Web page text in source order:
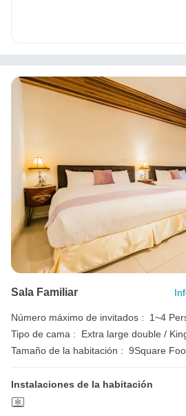
Sala Familiar
Número máximo de invitados :
1~4
Tipo de cama :
Extra large double /
Tamaño de la habitación : 9Square
Instalaciones de la habitación